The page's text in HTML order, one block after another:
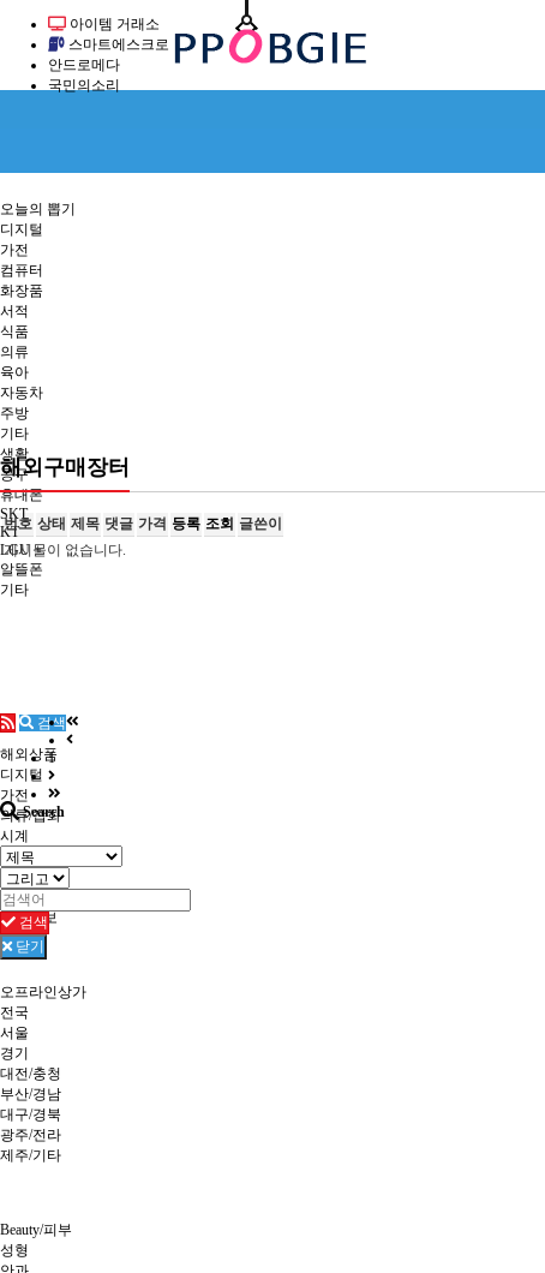
아이템 거래소
스마트에스크로
안드로메다
국민의소리
오늘의 뽑기
디지털
가전
컴퓨터
화장품
서적
식품
의류
육아
자동차
주방
기타
생활
공구
휴대폰
SKT
KT
LGU +
알뜰폰
기타
해외상품
디지털
가전
의류/잡화
시계
식품/건강
컴퓨터
육아
기타정보
오프라인상가
전국
서울
경기
대전/충청
부산/경남
대구/경북
광주/전라
제주/기타
Beauty/피부
성형
해외구매장터
번호 상태 제목 댓글 가격 등록 조회 글쓴이
게시물이 없습니다.
검색
1
Search
검색
닫기